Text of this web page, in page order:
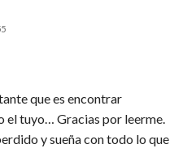
que es encontrar
el tuyo… Gracias por leerme.
y sueña con todo lo que